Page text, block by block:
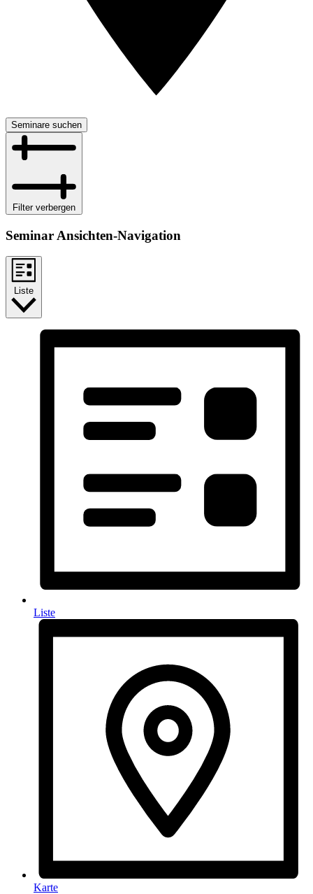
Seminare suchen
Filter verbergen
Seminar Ansichten-Navigation
Liste
Liste
Karte